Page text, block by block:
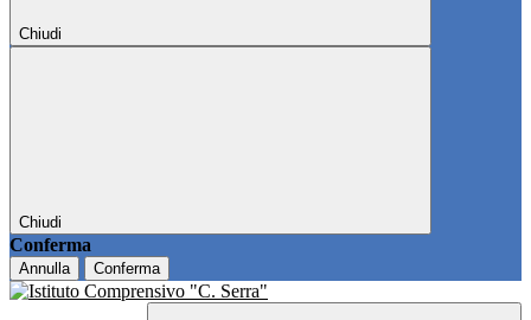
Chiudi
Chiudi
Conferma
Annulla Conferma